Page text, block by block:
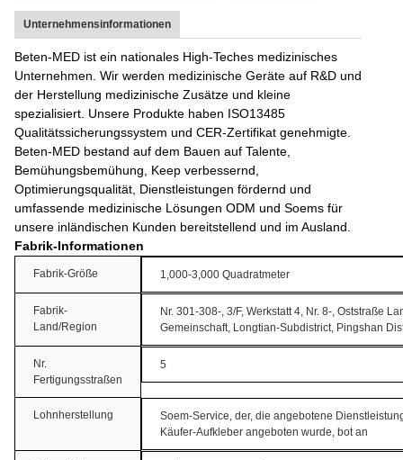
Unternehmensinformationen
Beten-MED ist ein nationales High-Teches medizinisches
Unternehmen. Wir werden medizinische Geräte auf R&D und
der Herstellung medizinische Zusätze und kleine
spezialisiert. Unsere Produkte haben ISO13485
Qualitätssicherungssystem und CER-Zertifikat genehmigte.
Beten-MED bestand auf dem Bauen auf Talente,
Bemühungsbemühung, Keep verbessernd,
Optimierungsqualität, Dienstleistungen fördernd und
umfassende medizinische Lösungen ODM und Soems für
unsere inländischen Kunden bereitstellend und im Ausland.
Fabrik-Informationen
Fabrik-Größe 1,000-3,000 Quadratmeter
Fabrik-
Land/Region
Nr. 301-308-, 3/F, Werkstatt 4, Nr. 8-, Oststraße
Gemeinschaft, Longtian-Subdistrict, Pingshan
Nr.
Fertigungsstraßen
5
Lohnherstellung
Soem-Service, der, die angebotene
Käufer-Aufkleber angeboten wurde, bot an